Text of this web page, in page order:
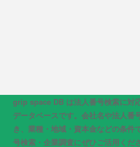
grip space DB は法人番号検索に対
データベースです。会社名や法人番
き、業種・地域・資本金などの条件
号検索・企業調査にぜひご活用くだ